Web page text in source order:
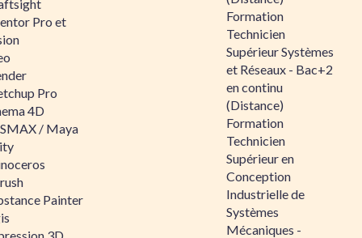
Pro et
Pro
4D
/ Maya
Painter
Formation
Technicien
Supérieur Systèmes
et Réseaux - Bac+2
en continu
(Distance)
Formation
Technicien
Supérieur en
Conception
Industrielle de
Systèmes
Mécaniques -